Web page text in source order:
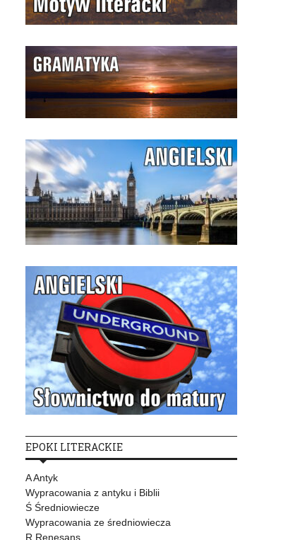
EPOKI LITERACKIE
A Antyk
Wypracowania z antyku i Biblii
Ś Średniowiecze
Wypracowania ze średniowiecza
R Renesans